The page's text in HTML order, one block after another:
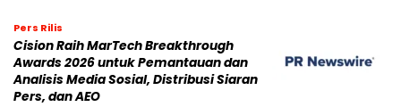
Pers Rilis
Cision Raih MarTech Breakthrough
Awards 2026 untuk Pemantauan dan
Analisis Media Sosial, Distribusi Siaran
Pers, dan AEO